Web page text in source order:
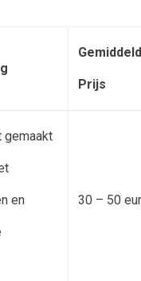
Prijs
gemaakt
en 30 – 50